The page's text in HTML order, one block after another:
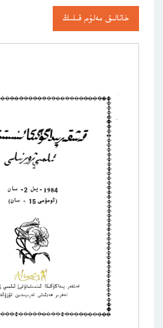
خاتالىق مەلۇم قىلىڭ